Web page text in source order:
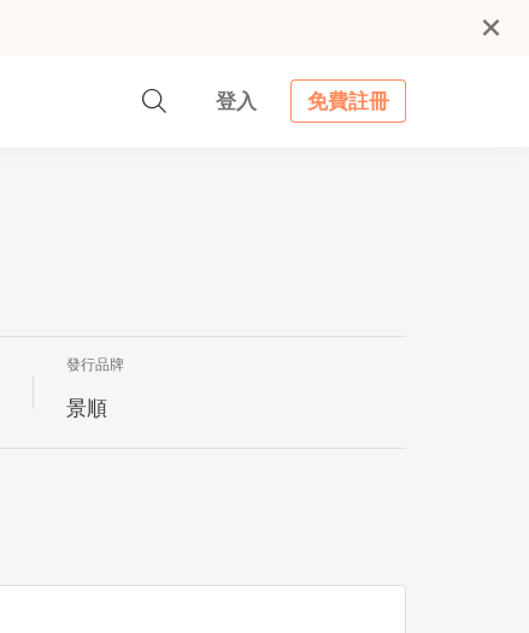
登入 免費註冊
發行品牌
景順